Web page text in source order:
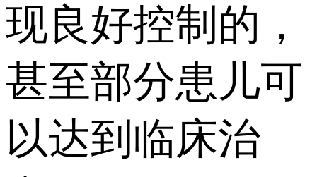
现良好控制的，
甚至部分患儿可
以达到临床治